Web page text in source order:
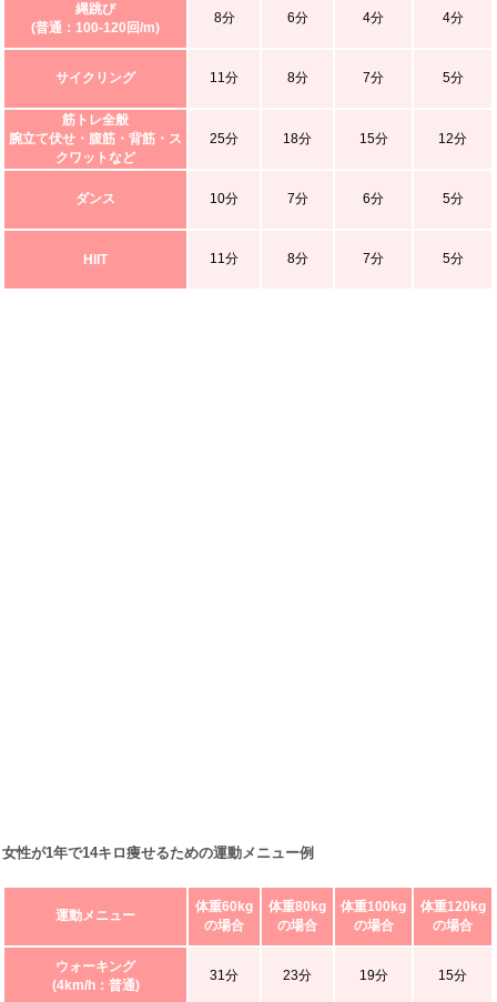
縄跳び
(普通：100-120回/m)
8分 6分 4分 4分
サイクリング 11分 8分 7分 5分
筋トレ全般
腕立て伏せ・腹筋・背筋・ス
クワットなど
25分 18分 15分 12分
ダンス 10分 7分 6分 5分
HIIT 11分 8分 7分 5分
女性が1年で14キロ痩せるための運動メニュー例
運動メニュー
体重60kg
の場合
体重80kg
の場合
体重100kg
の場合
体重120kg
の場合
ウォーキング
(4km/h：普通)
31分 23分 19分 15分